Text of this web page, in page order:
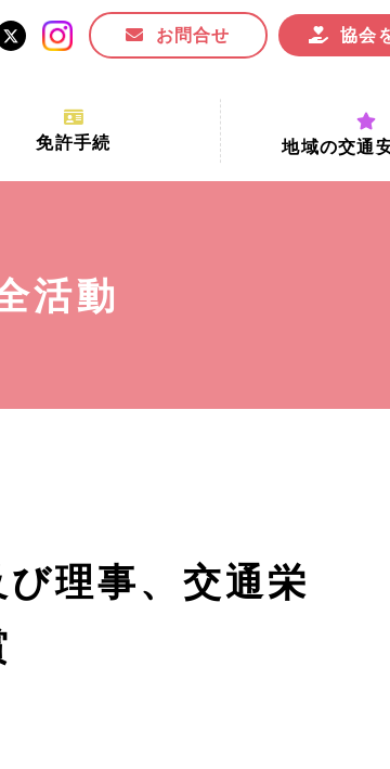
お問合せ 協会
免許手続
所の対象者及び受付時間
間
地域の交通
活動
理事、交通栄